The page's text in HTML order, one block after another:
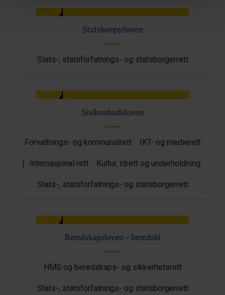
Statsborgerloven
Stats-, statsforfatnings- og statsborgerrett
Sivilombudsloven
Forvaltnings- og kommunalrett IKT- og medierett
| Internasjonal rett Kultur, idrett og underholdning
Stats-, statsforfatnings- og statsborgerrett
Beredskapsloven – beredskl
HMS og beredskaps- og sikkerhetsrett
Stats-, statsforfatnings- og statsborgerrett